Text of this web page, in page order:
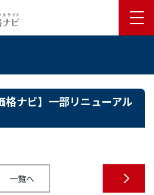
格ナビ】一部リニューアル
一覧へ